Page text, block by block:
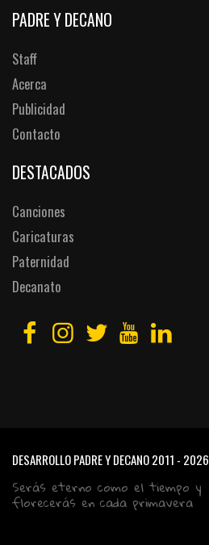
PADRE Y DECANO
Staff
Acerca
Publicidad
Contacto
DESTACADOS
Canciones
Caricaturas
Paternidad
Decanato
DESARROLLO PADRE Y DECANO2011 - 2026
Serás eterno como el tiempo y
florecerás en cada primavera